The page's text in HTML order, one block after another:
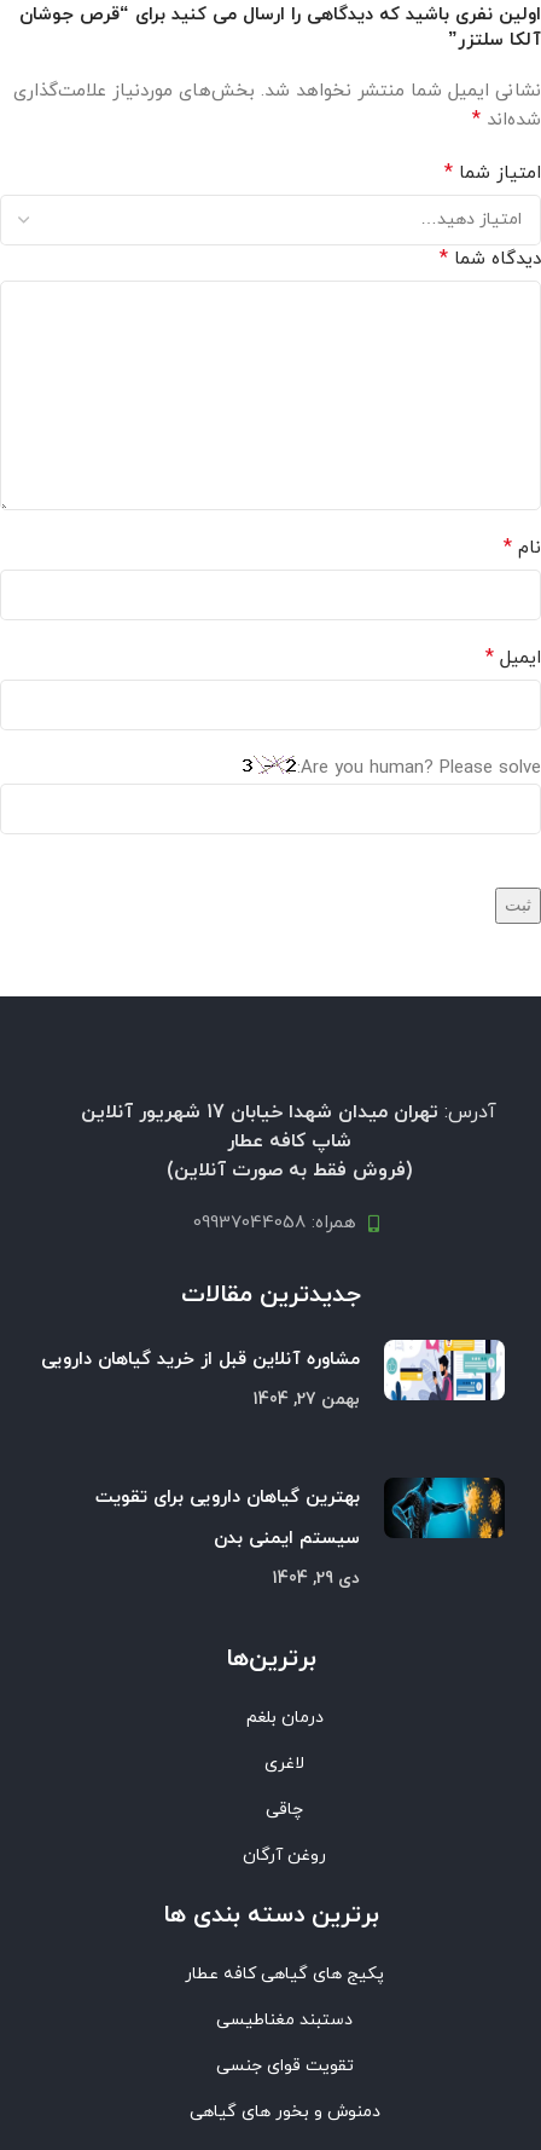
اولین نفری باشید که دیدگاهی را ارسال می کنید برای “قرص جوشان
آلکا سلتزر”
نشانی ایمیل شما منتشر نخواهد شد. بخش‌های موردنیاز علامت‌گذاری
شده‌اند *
امتیاز شما *
دیدگاه شما *
نام *
ایمیل *
Are you human? Please solve:
آدرس:
تهران میدان شهدا خیابان 17 شهریور آنلاین
شاپ کافه عطار
(فروش فقط به صورت آنلاین)
همراه: 09937044058
جدیدترین مقالات
مشاوره آنلاین قبل از خرید گیاهان دارویی
بهمن 27, 1404
بهترین گیاهان دارویی برای تقویت
سیستم ایمنی بدن
دی 29, 1404
برترین‌ها
درمان بلغم
لاغری
چاقی
روغن آرگان
برترین‌ دسته بندی ها
پکیج های گیاهی کافه عطار
دستبند مغناطیسی
تقویت قوای جنسی
دمنوش و بخور های گیاهی